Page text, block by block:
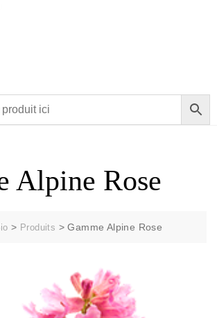
Alpine Rose
> Produits >Gamme Alpine Rose